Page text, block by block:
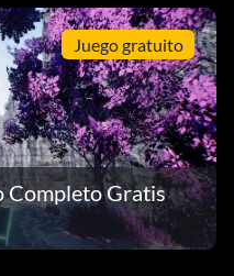
Juego gratuito
Completo Gratis